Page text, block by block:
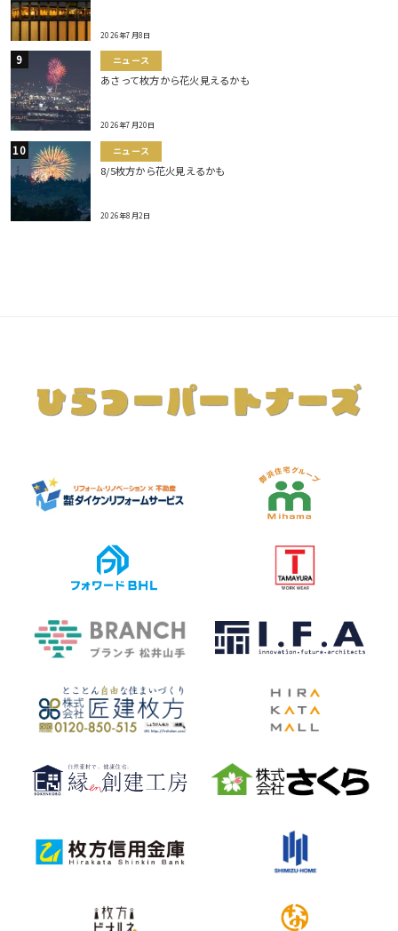
2026年7月8日
ニュース
あさって枚方から花火見えるかも
2026年7月20日
ニュース
8/5枚方から花火見えるかも
2026年8月2日